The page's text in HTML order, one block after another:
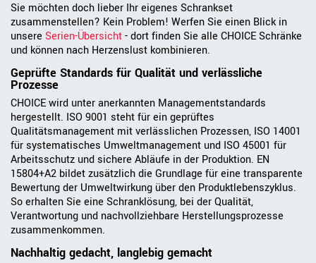
Sie möchten doch lieber Ihr eigenes Schrankset
zusammenstellen? Kein Problem! Werfen Sie einen Blick in
unsere Serien-Übersicht- dort finden Sie alle CHOICE Schränke
und können nach Herzenslust kombinieren.
Geprüfte Standards für Qualität und verlässliche
Prozesse
CHOICE wird unter anerkannten Managementstandards
hergestellt. ISO 9001 steht für ein geprüftes
Qualitätsmanagement mit verlässlichen Prozessen, ISO 14001
für systematisches Umweltmanagement und ISO 45001 für
Arbeitsschutz und sichere Abläufe in der Produktion. EN
15804+A2 bildet zusätzlich die Grundlage für eine transparente
Bewertung der Umweltwirkung über den Produktlebenszyklus.
So erhalten Sie eine Schranklösung, bei der Qualität,
Verantwortung und nachvollziehbare Herstellungsprozesse
zusammenkommen.
Nachhaltig gedacht, langlebig gemacht